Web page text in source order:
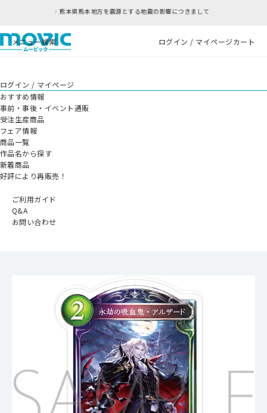
本地方を震源とする地震の影響につきまして
メニュー検索 ログイン / マイページカート
ログイン / マイページ
おすすめ情報
事前・事後・イベント通販
受注生産商品
フェア情報
商品一覧
作品名から探す
新着商品
好評により再販売！
ご利用ガイド
Q&A
お問い合わせ